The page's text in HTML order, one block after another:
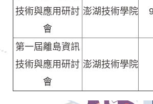
技術與應用研討
會
澎湖技術學院
第一屆離島資訊
技術與應用研討
會
澎湖技術學院